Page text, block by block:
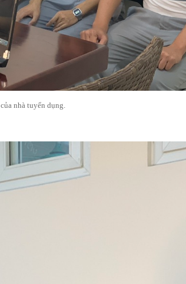
nhà tuyển dụng.